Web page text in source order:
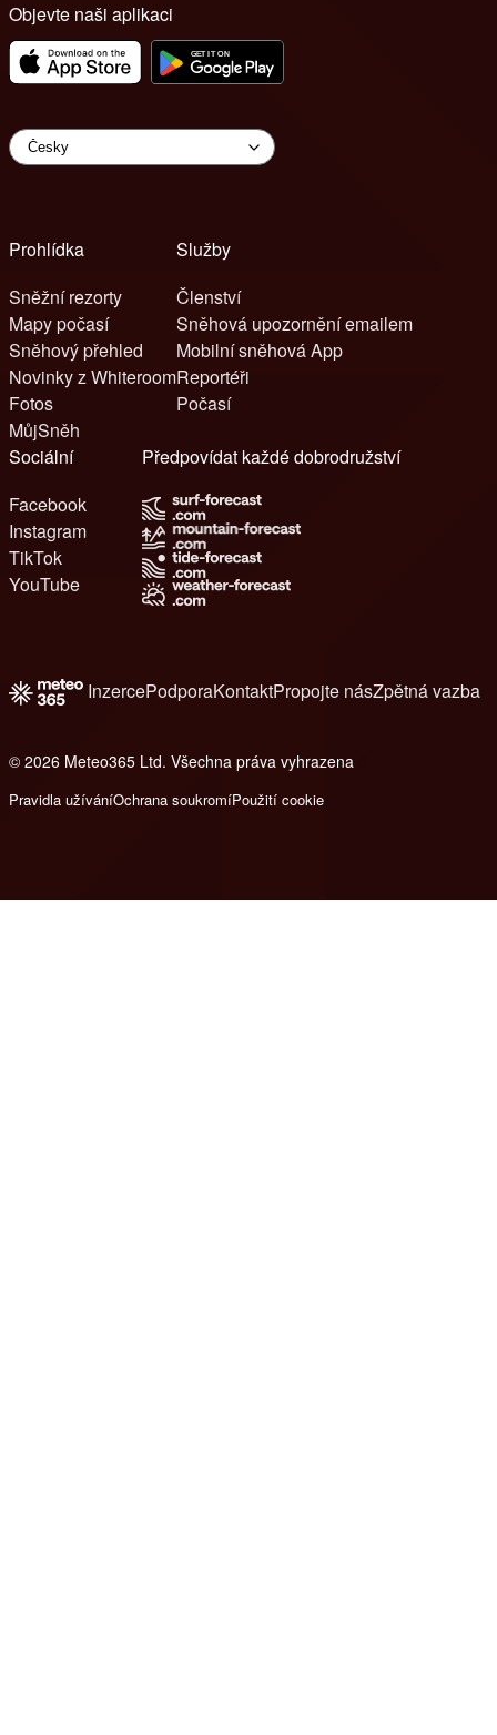
Objevte naši aplikaci
Prohlídka
Sněžní rezorty
Mapy počasí
Sněhový přehled
Novinky z Whiteroom
Fotos
MůjSněh
Služby
Členství
Sněhová upozornění emailem
Mobilní sněhová App
Reportéři
Počasí
Sociální
Facebook
Instagram
TikTok
YouTube
Předpovídat každé dobrodružství
InzercePodporaKontaktPropojte násZpětná vazba
© 2026 Meteo365 Ltd. Všechna práva vyhrazena
Pravidla užíváníOchrana soukromíPoužití cookie